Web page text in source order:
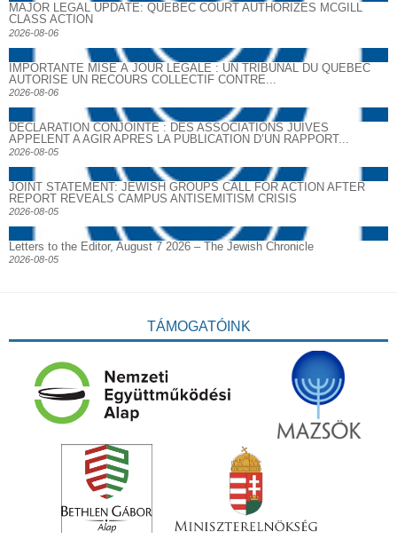
MAJOR LEGAL UPDATE: QUEBEC COURT AUTHORIZES MCGILL
CLASS ACTION
2026-08-06
IMPORTANTE MISE À JOUR LÉGALE : UN TRIBUNAL DU QUÉBEC
AUTORISE UN RECOURS COLLECTIF CONTRE...
2026-08-06
DECLARATION CONJOINTE : DES ASSOCIATIONS JUIVES
APPELENT A AGIR APRES LA PUBLICATION D’UN RAPPORT...
2026-08-05
JOINT STATEMENT: JEWISH GROUPS CALL FOR ACTION AFTER
REPORT REVEALS CAMPUS ANTISEMITISM CRISIS
2026-08-05
Letters to the Editor, August 7 2026 – The Jewish Chronicle
2026-08-05
TÁMOGATÓINK